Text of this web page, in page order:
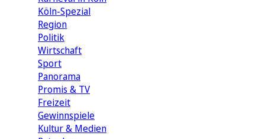
Köln-Spezial
Region
Politik
Wirtschaft
Sport
Panorama
Promis & TV
Freizeit
Gewinnspiele
Kultur & Medien